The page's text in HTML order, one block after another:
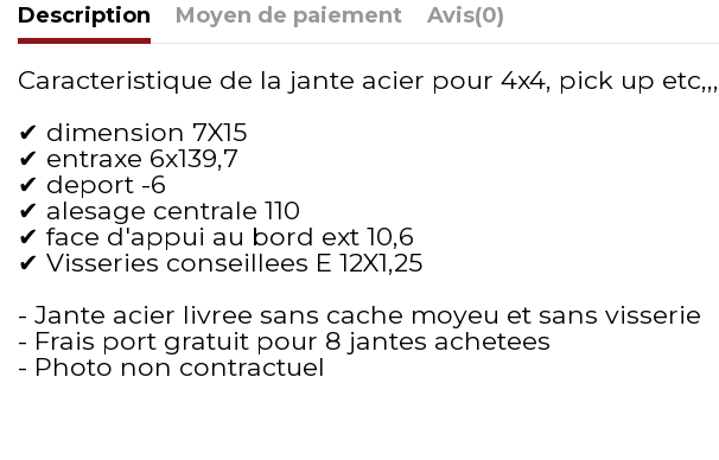
Description Moyen de paiement Avis(0)
Caracteristique de la jante acier pour 4x4, pick up etc,,,
✔ dimension 7X15
✔ entraxe 6x139,7
✔ deport -6
✔ alesage centrale 110
✔ face d'appui au bord ext 10,6
✔ Visseries conseillees E 12X1,25
- Jante acier livree sans cache moyeu et sans visserie
- Frais port gratuit pour 8 jantes achetees
- Photo non contractuel